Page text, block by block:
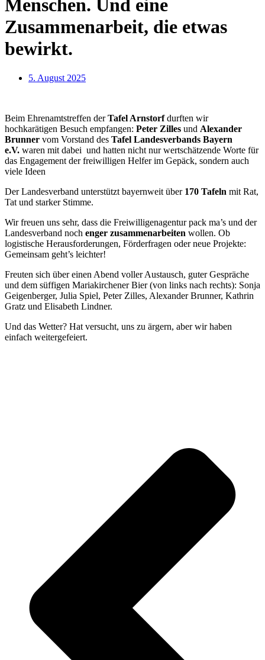
Menschen. Und eine
Zusammenarbeit, die etwas
bewirkt.
5. August 2025
Beim Ehrenamtstreffen derTafel Arnstorfdurften wir
hochkarätigen Besuch empfangen: Peter Zilles und Alexander
Brunner vom Vorstand des Tafel Landesverbands Bayern
e.V. waren mit dabei und hatten nicht nur wertschätzende Worte für
das Engagement der freiwilligen Helfer im Gepäck, sondern auch
viele Ideen
Der Landesverband unterstützt bayernweit über 170 Tafeln mit Rat,
Tat und starker Stimme.
Wir freuen uns sehr, dass die Freiwilligenagentur pack ma’s und der
Landesverband noch enger zusammenarbeiten wollen. Ob
logistische Herausforderungen, Förderfragen oder neue Projekte:
Gemeinsam geht’s leichter!
Freuten sich über einen Abend voller Austausch, guter Gespräche
und dem süffigen Mariakirchener Bier (von links nach rechts): Sonja
Geigenberger, Julia Spiel, Peter Zilles, Alexander Brunner, Kathrin
Gratz und Elisabeth Lindner.
Und das Wetter? Hat versucht, uns zu ärgern, aber wir haben
einfach weitergefeiert.